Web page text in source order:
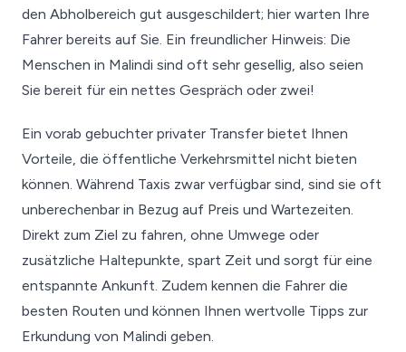
den Abholbereich gut ausgeschildert; hier warten Ihre
Fahrer bereits auf Sie. Ein freundlicher Hinweis: Die
Menschen in Malindi sind oft sehr gesellig, also seien
Sie bereit für ein nettes Gespräch oder zwei!
Ein vorab gebuchter privater Transfer bietet Ihnen
Vorteile, die öffentliche Verkehrsmittel nicht bieten
können. Während Taxis zwar verfügbar sind, sind sie oft
unberechenbar in Bezug auf Preis und Wartezeiten.
Direkt zum Ziel zu fahren, ohne Umwege oder
zusätzliche Haltepunkte, spart Zeit und sorgt für eine
entspannte Ankunft. Zudem kennen die Fahrer die
besten Routen und können Ihnen wertvolle Tipps zur
Erkundung von Malindi geben.